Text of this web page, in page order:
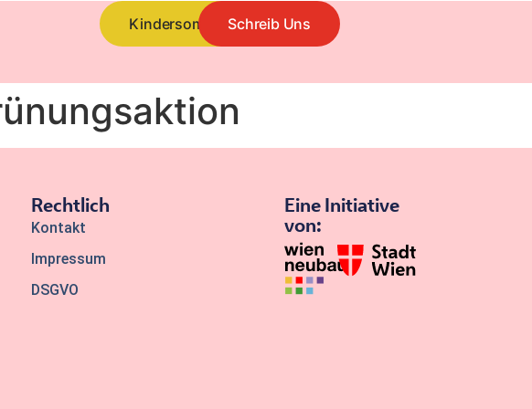
KindersommerSchreib Uns
Rechtlich
Kontakt
Impressum
DSGVO
Eine Initiative
von: